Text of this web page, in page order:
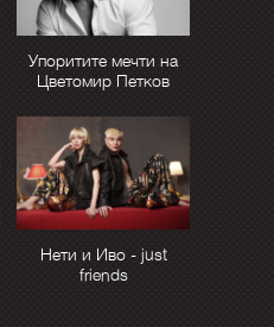
Упоритите мечти на
Цветомир Петков
Нети и Иво - just
friends